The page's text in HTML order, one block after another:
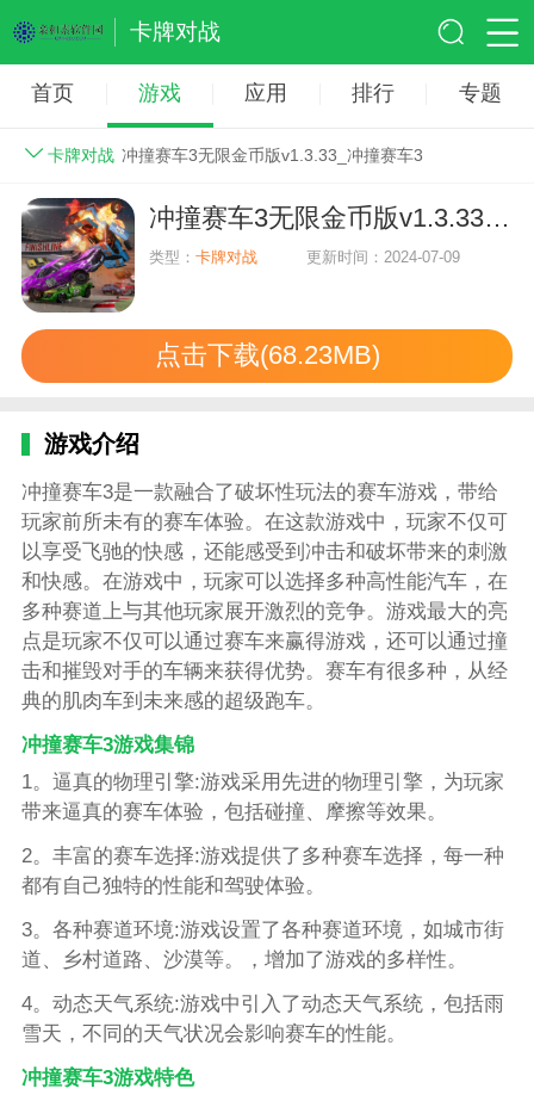
卡牌对战
首页 游戏 应用 排行 专题
卡牌对战 冲撞赛车3无限金币版v1.3.33_冲撞赛车3
冲撞赛车3无限金币版v1.3.33_冲撞赛车3
类型：卡牌对战 更新时间：2024-07-09
点击下载(68.23MB)
游戏介绍
冲撞赛车3是一款融合了破坏性玩法的赛车游戏，带给
玩家前所未有的赛车体验。在这款游戏中，玩家不仅可
以享受飞驰的快感，还能感受到冲击和破坏带来的刺激
和快感。在游戏中，玩家可以选择多种高性能汽车，在
多种赛道上与其他玩家展开激烈的竞争。游戏最大的亮
点是玩家不仅可以通过赛车来赢得游戏，还可以通过撞
击和摧毁对手的车辆来获得优势。赛车有很多种，从经
典的肌肉车到未来感的超级跑车。
冲撞赛车3游戏集锦
1。逼真的物理引擎:游戏采用先进的物理引擎，为玩家
带来逼真的赛车体验，包括碰撞、摩擦等效果。
2。丰富的赛车选择:游戏提供了多种赛车选择，每一种
都有自己独特的性能和驾驶体验。
3。各种赛道环境:游戏设置了各种赛道环境，如城市街
道、乡村道路、沙漠等。，增加了游戏的多样性。
4。动态天气系统:游戏中引入了动态天气系统，包括雨
雪天，不同的天气状况会影响赛车的性能。
冲撞赛车3游戏特色